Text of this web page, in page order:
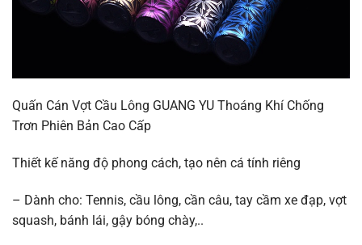
Quấn Cán Vợt Cầu Lông GUANG YU Thoáng Khí Chống
Trơn Phiên Bản Cao Cấp
Thiết kế năng độ phong cách, tạo nên cá tính riêng
– Dành cho: Tennis, cầu lông, cần câu, tay cầm xe đạp, vợt
squash, bánh lái, gậy bóng chày,..